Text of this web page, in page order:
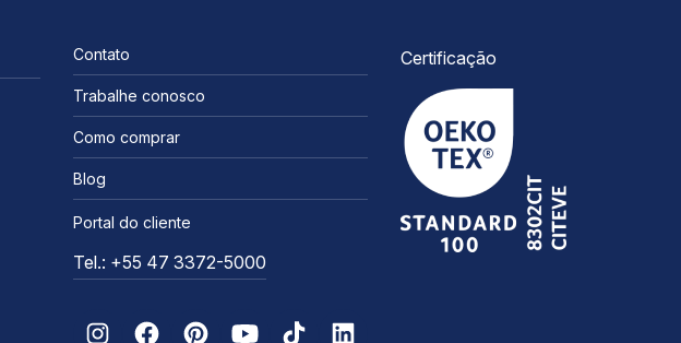
Contato
Trabalhe conosco
Como comprar
Blog
Portal do cliente
Tel.: +55 47 3372-5000
Certificação